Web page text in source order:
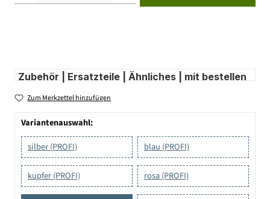
Zubehör | Ersatzteile | Ähnliches | mit bestellen
Zum Merkzettel hinzufügen
Variantenauswahl:
silber (PROFI)
blau (PROFI)
kupfer (PROFI) rosa (PROFI)